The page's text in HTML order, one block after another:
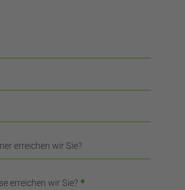
erreichen wir Sie?
erreichen wir Sie? *